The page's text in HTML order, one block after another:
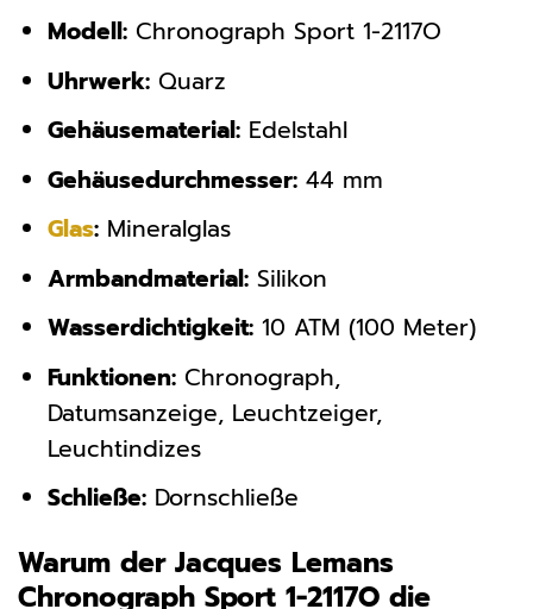
Modell:Chronograph Sport 1-2117O
Uhrwerk:Quarz
Gehäusematerial:Edelstahl
Gehäusedurchmesser:44 mm
Glas:Mineralglas
Armbandmaterial:Silikon
Wasserdichtigkeit:10 ATM (100 Meter)
Funktionen:Chronograph,
Datumsanzeige, Leuchtzeiger,
Leuchtindizes
Schließe:Dornschließe
Warum der Jacques Lemans
Chronograph Sport 1-2117O die